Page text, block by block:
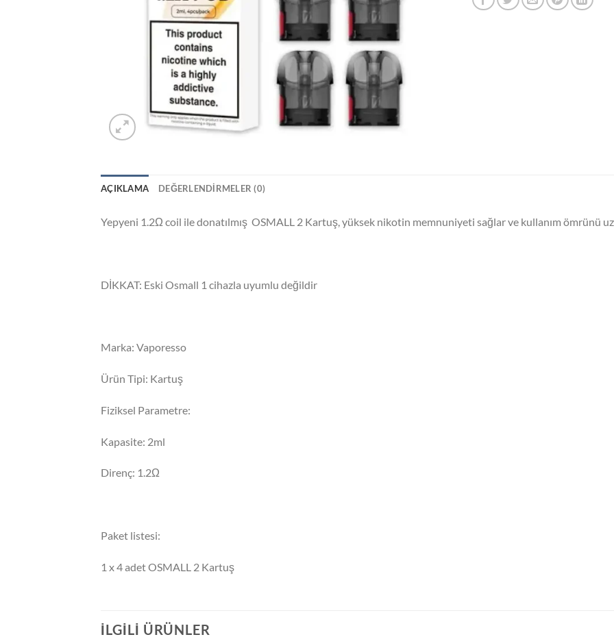
AÇIKLAMA DEĞERLENDIRMELER (0)
Yepyeni 1.2Ω coil ile donatılmış OSMALL 2 Kartuş, yüksek nikotin memnuniyeti sağlar ve kullanım ömrünü
DİKKAT: Eski Osmall 1 cihazla uyumlu değildir
Marka: Vaporesso
Ürün Tipi: Kartuş
Fiziksel Parametre:
Kapasite: 2ml
Direnç: 1.2Ω
Paket listesi:
1 x 4 adet OSMALL 2 Kartuş
İLGILI ÜRÜNLER